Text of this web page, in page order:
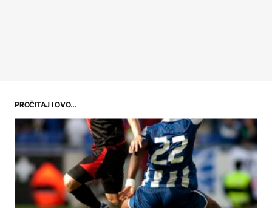
PROČITAJ I OVO...